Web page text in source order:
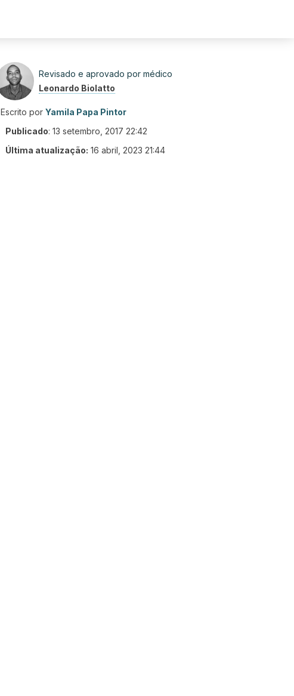
Revisado e aprovado por médico
Leonardo Biolatto
Escrito por Yamila Papa Pintor
Publicado: 13 setembro, 2017 22:42
Última atualização: 16 abril, 2023 21:44